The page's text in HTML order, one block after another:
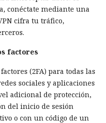
conéctate mediante una
cifra tu tráfico,
factores
(2FA) para todas las
sociales y aplicaciones
adicional de protección,
del inicio de sesión
o con un código de un